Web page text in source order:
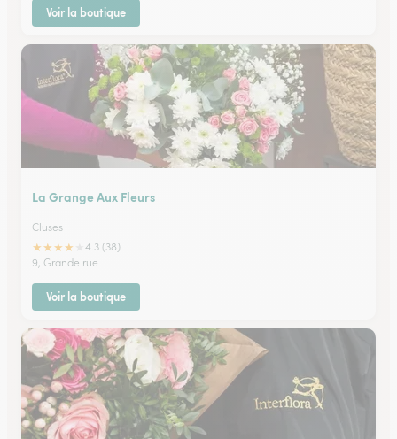
Voir la boutique
La Grange Aux Fleurs
Cluses
★★★★
4.3 (38)
9, Grande rue
Voir la boutique